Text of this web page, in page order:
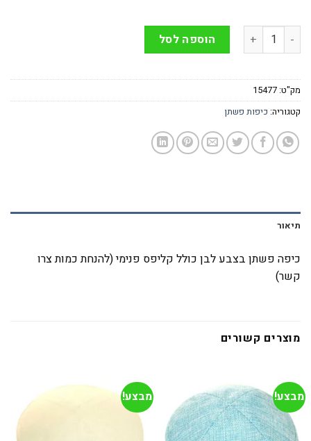
כמות של כיפה פשתן בצבע לבן כולל קליפס פנימי (להנחת כמות
הוספה לסל
מק"ט: 15477
קטגוריה: כיפות פשתן
תיאור
כיפה פשתן בצבע לבן כולל קליפס פנימי (להנחת כמות צרו
קשר)
מוצרים קשורים
מבצע! מבצע!